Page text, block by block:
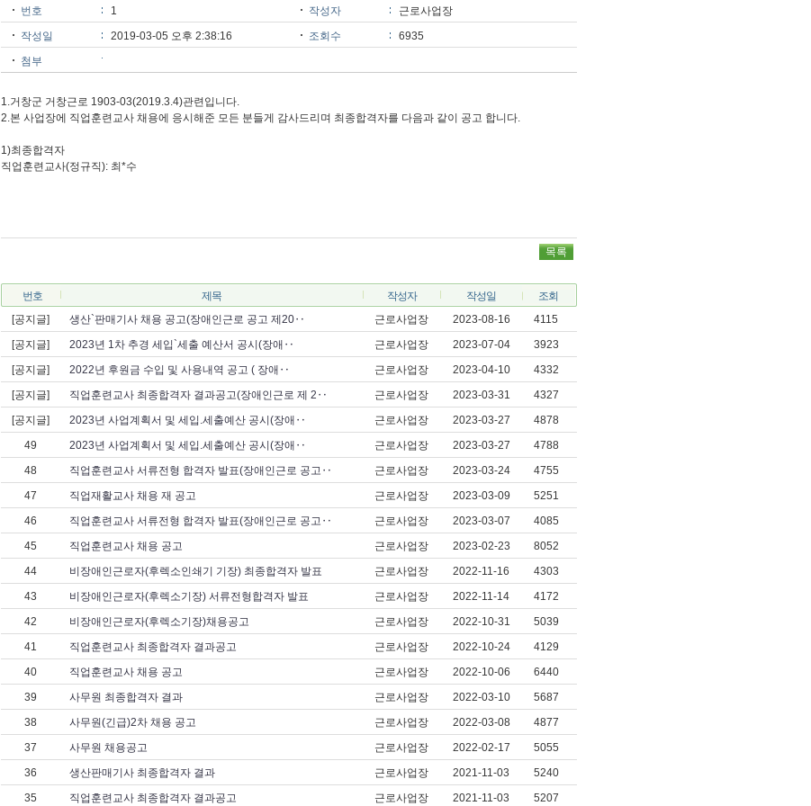
번호 1 작성자
근로사업장
작성일
2019-03-05 오후 2:38:16 조회수
6935
첨부
1.거창군 거창근로 1903-03(2019.3.4)관련입니다.
2.본 사업장에 직업훈련교사 채용에 응시해준 모든 분들게 감사드리며 최종합격자를 다음과 같이 공고 합니다.
1)최종합격자
직업훈련교사(정규직): 최*수
목록
번호 제목 작성자 작성일
조회
[공지글]
생산`판매기사 채용 공고(장애인근로 공고 제20‥ 근로사업장 2023-08-16
4115
[공지글]
2023년 1차 추경 세입`세출 예산서 공시(장애‥ 근로사업장 2023-07-04
3923
[공지글]
2022년 후원금 수입 및 사용내역 공고 ( 장애‥ 근로사업장 2023-04-10
4332
[공지글]
직업훈련교사 최종합격자 결과공고(장애인근로 제 2‥ 근로사업장 2023-03-31
4327
[공지글]
2023년 사업계획서 및 세입.세출예산 공시(장애‥ 근로사업장 2023-03-27
4878
49
2023년 사업계획서 및 세입.세출예산 공시(장애‥ 근로사업장 2023-03-27
4788
48
직업훈련교사 서류전형 합격자 발표(장애인근로 공고‥ 근로사업장 2023-03-24
4755
47
직업재활교사 채용 재 공고 근로사업장 2023-03-09
5251
46
직업훈련교사 서류전형 합격자 발표(장애인근로 공고‥ 근로사업장 2023-03-07
4085
45
직업훈련교사 채용 공고 근로사업장 2023-02-23
8052
44
비장애인근로자(후렉소인쇄기 기장) 최종합격자 발표 근로사업장 2022-11-16
4303
43
비장애인근로자(후렉소기장) 서류전형합격자 발표 근로사업장 2022-11-14
4172
42
비장애인근로자(후렉소기장)채용공고 근로사업장 2022-10-31
5039
41
직업훈련교사 최종합격자 결과공고 근로사업장 2022-10-24
4129
40
직업훈련교사 채용 공고 근로사업장 2022-10-06
6440
39
사무원 최종합격자 결과 근로사업장 2022-03-10
5687
38
사무원(긴급)2차 채용 공고 근로사업장 2022-03-08
4877
37
사무원 채용공고 근로사업장 2022-02-17
5055
36
생산판매기사 최종합격자 결과 근로사업장 2021-11-03
5240
35
직업훈련교사 최종합격자 결과공고 근로사업장 2021-11-03 5207